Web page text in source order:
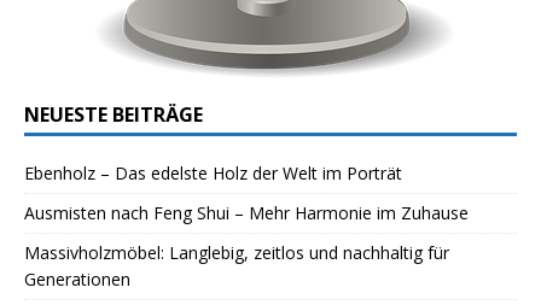
NEUESTE BEITRÄGE
Ebenholz – Das edelste Holz der Welt im Porträt
Ausmisten nach Feng Shui – Mehr Harmonie im Zuhause
Massivholzmöbel: Langlebig, zeitlos und nachhaltig für
Generationen